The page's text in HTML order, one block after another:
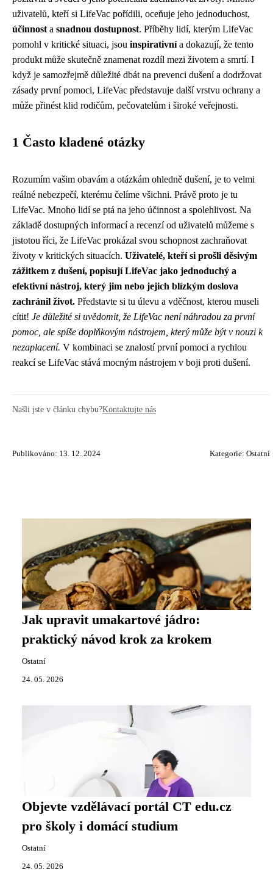
uživatelů, kteří si LifeVac pořídili, oceňuje jeho jednoduchost,
účinnost a snadnou dostupnost. Příběhy lidí, kterým LifeVac
pomohl v kritické situaci, jsou inspirativnía dokazují, že tento
produkt může skutečně znamenat rozdíl mezi životem a smrtí. I
když je samozřejmě důležité dbát na prevenci dušení a dodržovat
zásady první pomoci, LifeVac představuje další vrstvu ochrany a
může přinést klid rodičům, pečovatelům i široké veřejnosti.
1 Často kladené otázky
Rozumím vašim obavám a otázkám ohledně dušení, je to velmi
reálné nebezpečí, kterému čelíme všichni. Právě proto je tu
LifeVac. Mnoho lidí se ptá na jeho účinnost a spolehlivost. Na
základě dostupných informací a recenzí od uživatelů můžeme s
jistotou říci, že LifeVac prokázal svou schopnost zachraňovat
životy v kritických situacích. Uživatelé, kteří si prošli děsivým
zážitkem z dušení, popisují LifeVac jako jednoduchý a
efektivní nástroj, který jim nebo jejich blízkým doslova
zachránil život. Představte si tu úlevu a vděčnost, kterou museli
cítit! Je důležité si uvědomit, že LifeVac není náhradou za první
pomoc, ale spíše doplňkovým nástrojem, který může být v nouzi k
nezaplacení. V kombinaci se znalostí první pomoci a rychlou
reakcí se LifeVac stává mocným nástrojem v boji proti dušení.
Našli jste v článku chybu?Kontaktujte nás
Publikováno: 13. 12. 2024 Kategorie: Ostatní
Jak upravit umakartové jádro:
praktický návod krok za krokem
Ostatní
24. 05. 2026
Objevte vzdělávací portál CT edu.cz
pro školy i domácí studium
Ostatní
24. 05. 2026